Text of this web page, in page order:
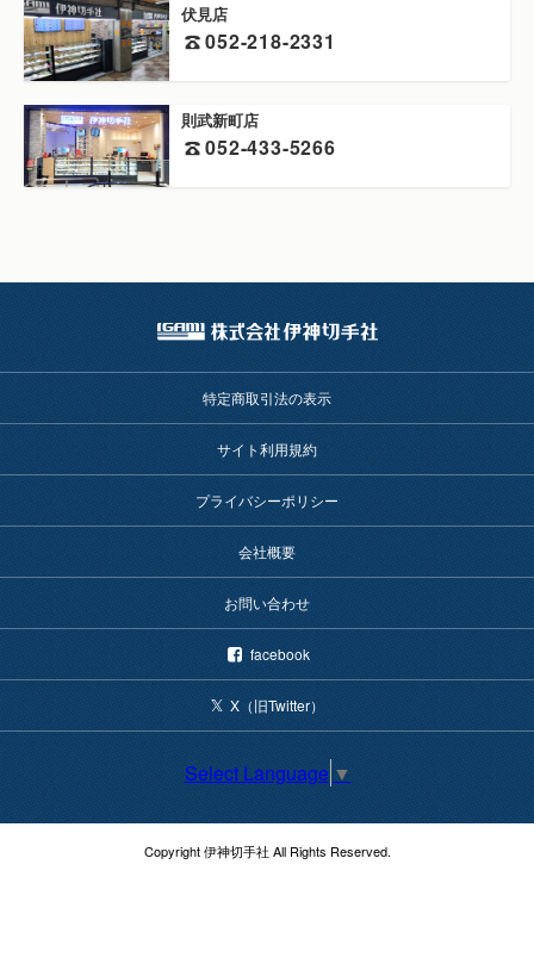
伏見店
052-218-2331
則武新町店
052-433-5266
特定商取引法の表示
サイト利用規約
プライバシーポリシー
会社概要
お問い合わせ
facebook
X（旧Twitter）
Select Language ▼
Copyright 伊神切手社 All Rights Reserved.